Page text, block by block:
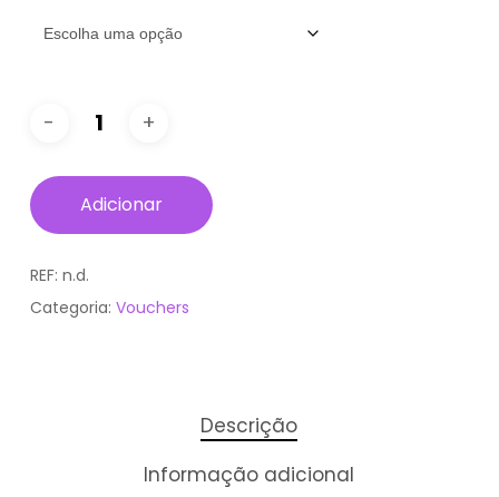
Adicionar
REF: n.d.
Categoria: Vouchers
Descrição
Informação adicional